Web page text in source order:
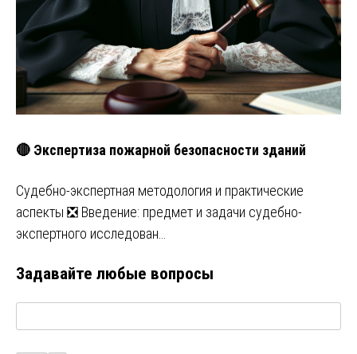
🔴 Экспертиза пожарной безопасности зданий
Судебно-экспертная методология и практические
аспекты ❎ Введение: предмет и задачи судебно-
экспертного исследован…
Задавайте любые вопросы